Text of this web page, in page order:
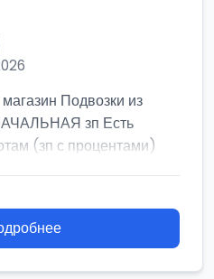
Подвозки из
зп Есть
(зп с процентами)